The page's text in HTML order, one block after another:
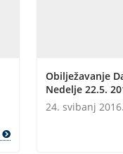
Obilježavanje
Nedelje 22.5.
24. svibanj